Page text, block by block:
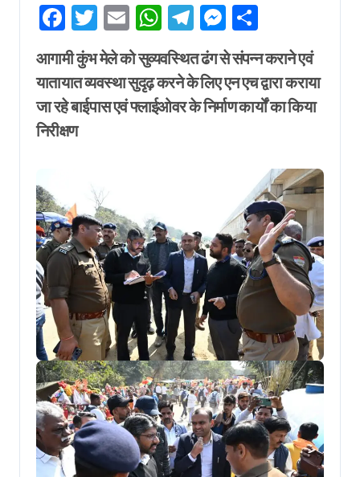
Facebook
Twitter
EmailWhatsApp
Telegram
Messenger
आगामी कुंभ मेले को सुव्यवस्थित ढंग से संपन्न कराने एवं
यातायात व्यवस्था सुदृढ़ करने के लिए एन एच द्वारा कराया
जा रहे बाईपास एवं फ्लाईओवर के निर्माण कार्यों का किया
निरीक्षण